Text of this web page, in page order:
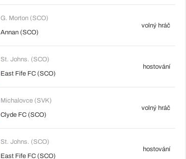
G. Morton (SCO)
Annan (SCO)
volný hráč
St. Johns. (SCO)
East Fife FC (SCO)
hostování
Michalovce (SVK)
Clyde FC (SCO)
volný hráč
St. Johns. (SCO)
East Fife FC (SCO)
hostování